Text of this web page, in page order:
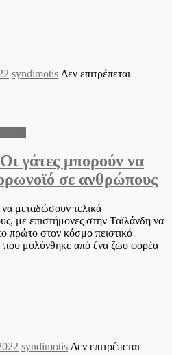
Author
syndimotis Δεν επιτρέπεται
γάτες μπορούν να
σε ανθρώπους
να μεταδώσουν τελικά
με επιστήμονες στην Ταϊλάνδη να
πρώτο στον κόσμο πειστικό
που μολύνθηκε από ένα ζώο φορέα
Author
syndimotis Δεν επιτρέπεται